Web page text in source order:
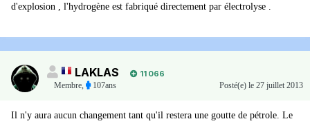
d'explosion , l'hydrogène est fabriqué directement par électrolyse .
LAKLAS
11 066
Membre
107ans Posté(e) le 27 juillet 2013
Il n'y aura aucun changement tant qu'il restera une goutte de pétrole. Le